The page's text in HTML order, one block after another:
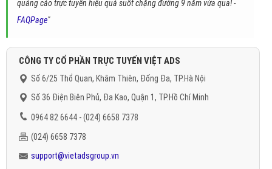
quảng cáo trực tuyến hiệu quả suốt chặng đường 9 năm vừa qua! -
FAQPage"
CÔNG TY CỔ PHẦN TRỰC TUYẾN VIỆT ADS
Số 6/25 Thổ Quan, Khâm Thiên, Đống Đa, TP.Hà Nội
Số 36 Điện Biên Phủ, Đa Kao, Quận 1, TP.Hồ Chí Minh
0964 82 6644 - (024) 6658 7378
(024) 6658 7378
support@vietadsgroup.vn